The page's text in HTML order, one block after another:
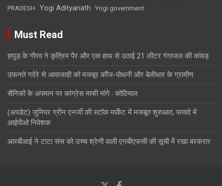
PRADESH
Yogi Adityanath Yogi government
Must Read
हापुड़ के गौरव ने कृत्रिम पैर और एक हाथ से उठाई 21 लीटर गंगाजल की कांवड़
उफनते गदेरे से आवाजाही को मजबूर कौंज-पोथनी और बेलीधार के ग्रामीण
सैनिकों के अपमान पर कांग्रेस माफी मांगे : कोठियाल
(अपडेट) जुनिपर ग्रीन एनर्जी की स्टॉक मार्केट में मजबूत शुरुआत, फायदे में
आईपीओ निवेशक
आरबीआई ने टाटा संस को उच्च श्रेणी वाली एनबीएफसी की सूची में रखा बरकरार